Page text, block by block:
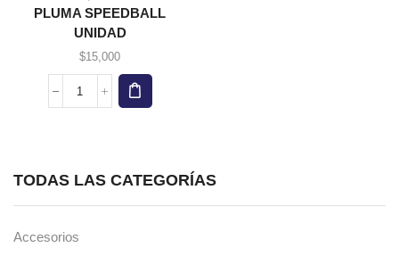
PLUMA SPEEDBALL
UNIDAD
$15,000
PLUMA
producto
tiene
múltiples
variantes.
Las
opciones
se
de
TODAS LAS CATEGORÍAS
Accesorios